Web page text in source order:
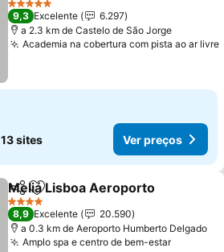
5 Estrelas
9,3 Excelente
6.297
a 2.3 km de Castelo de São Jorge
Academia na cobertura com pista ao ar livre
13 sites Ver preços
PartilharAdicionar aos favoritos
Meliá Lisboa Aeroporto
4 Estrelas
8,9 Excelente
20.590
a 0.3 km de Aeroporto Humberto Delgado
Amplo spa e centro de bem-estar